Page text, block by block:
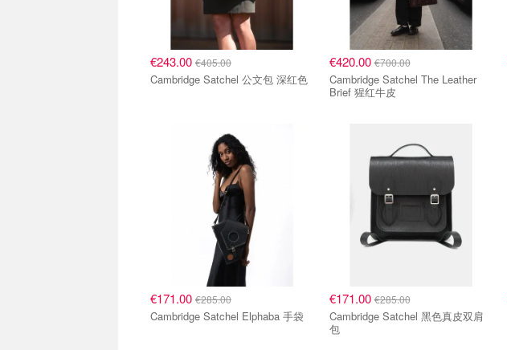
€243.00 €405.00
Cambridge Satchel 公文包 深红色
€420.00€700.00
Cambridge Satchel The Leather
Brief 猩红牛皮
€171.00 €285.00
Cambridge Satchel Elphaba 手袋
€171.00€285.00
Cambridge Satchel 黑色真皮双肩
包